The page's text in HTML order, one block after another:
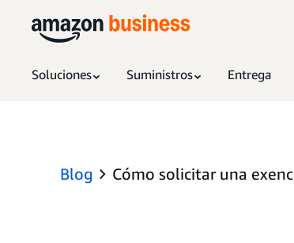
Soluciones Suministros Entrega
Blog Cómo solicitar una